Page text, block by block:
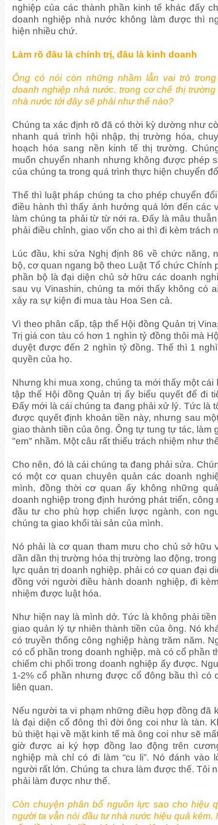
nghiệp của các thành phần kinh tế khác đấy
doanh nghiệp nhà nước không làm được thì
hiện nhiều chứ.
Làm rõ đâu là chính trị, đâu là kinh doanh
Ông có nói còn những nhầm lẫn vai trò
doanh nghiệp nhà nước, trong cơ chế thị trường
nhà nước tới đây sẽ phải như thế nào?
Chúng ta xác định rõ đã có thời kỳ dường như
nhanh quá trình hội nhập, thị trường hóa,
hoạch hóa sang nền kinh tế thị trường.
muốn chuyển nhanh nhưng không được phép
của chúng ta trong quá trình thực hiện chuyển
Thế thì luật pháp chúng ta cho phép chuyển
điều hành thì thấy ảnh hưởng quá lớn đến các
làm chúng ta phải từ từ nới ra. Đấy là mâu
phải điều chỉnh, giao vốn cho ai thì đi kèm trách
Lúc đầu, khi sửa Nghị định 86 về chức năng,
bộ, cơ quan ngang bộ theo Luật Tổ chức Chính
phần bộ là đại diện chủ sở hữu các doanh
sau vụ Vinashin, chúng ta mới thấy không có
xảy ra sự kiện đi mua tàu Hoa Sen cả.
Vì theo phân cấp, tập thể Hội đồng Quản trị
Trị giá con tàu có hơn 1 nghìn tỷ đồng thôi mà
duyệt được đến 2 nghìn tỷ đồng. Thế thì 1
quyền của họ.
Nhưng khi mua xong, chúng ta mới thấy một
tập thể Hội đồng Quản trị ấy biểu quyết để đi
Đấy mới là cái chúng ta đang phải xử lý. Tức là
được quyết định khoản tiền này, nhưng sau
giao thành tiền của ông. Ông tự tung tự tác, làm
"em" nhầm. Một câu rất thiếu trách nhiệm như
Cho nên, đó là cái chúng ta đang phải sửa.
có một cơ quan chuyên quản các doanh
mình, đồng thời cơ quan ấy không những
doanh nghiệp trong định hướng phát triển, công
đầu tư cho phù hợp chiến lược ngành, con
chúng ta giao khối tài sản của mình.
Nó phải là cơ quan tham mưu cho chủ sở hữu
dần dần thị trường hóa thị trường lao động,
lực quản trị doanh nghiệp. phải có cơ quan đại
đồng với người điều hành doanh nghiệp, đi
nhiệm được luật hóa.
Như hiện nay là mình dở. Tức là không phải
giao quản lý tự nhiên thành tiền của ông. Nó
có truyền thống công nghiệp hàng trăm năm.
có cổ phần trong doanh nghiệp, mà có cổ phần
chiếm chi phối trong doanh nghiệp ấy được.
1-2% cổ phần nhưng được cổ đông bầu thì có
liên quan.
Nếu người ta vi phạm những điều hợp đồng đã
là đại diện cổ đông thì đời ông coi như là tàn.
bù thiệt hại về mặt kinh tế mà ông coi như sẽ
giờ được ai ký hợp đồng lao động trên
nghiệp mà chỉ có đi làm “cu li”. Nó đánh vào
người rất lớn. Chúng ta chưa làm được thế. Tôi
phải làm được như thế.
Còn chuyện phân bổ nguồn lực sao cho hiệu
người ta vẫn nói đầu tư nhà nước hiệu quả kém.